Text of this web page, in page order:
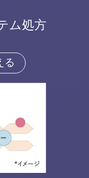
ム処方
る